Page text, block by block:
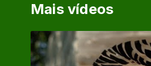
Mais vídeos